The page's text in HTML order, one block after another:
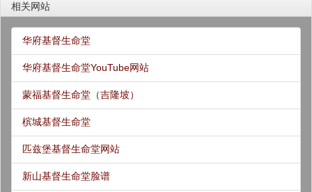
相关网站
华府基督生命堂
华府基督生命堂YouTube网站
蒙福基督生命堂（吉隆坡）
槟城基督生命堂
匹兹堡基督生命堂网站
新山基督生命堂脸谱